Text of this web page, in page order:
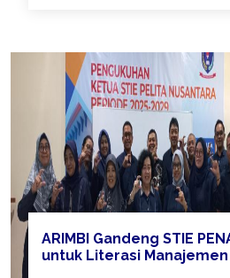
ARIMBI Gandeng STIE
untuk Literasi